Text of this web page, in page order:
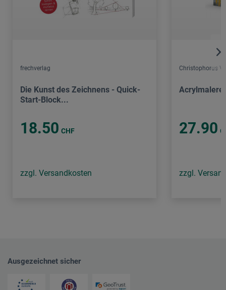
frechverlag
Die Kunst des Zeichnens - Quick-
Start-Block...
18.50 CHF
zzgl. Versandkosten
Christophorus
27.90
zzgl.
Ausgezeichnet sicher